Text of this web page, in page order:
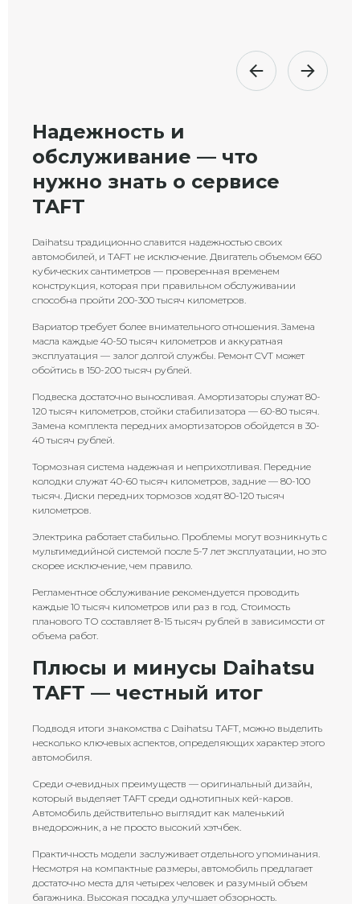
Надежность и
обслуживание — что
нужно знать о сервисе
TAFT
Daihatsu традиционно славится надежностью своих
автомобилей, и TAFT не исключение. Двигатель объемом 660
кубических сантиметров — проверенная временем
конструкция, которая при правильном обслуживании
способна пройти 200-300 тысяч километров.
Вариатор требует более внимательного отношения. Замена
масла каждые 40-50 тысяч километров и аккуратная
эксплуатация — залог долгой службы. Ремонт CVT может
обойтись в 150-200 тысяч рублей.
Подвеска достаточно выносливая. Амортизаторы служат 80-
120 тысяч километров, стойки стабилизатора — 60-80 тысяч.
Замена комплекта передних амортизаторов обойдется в 30-
40 тысяч рублей.
Тормозная система надежная и неприхотливая. Передние
колодки служат 40-60 тысяч километров, задние — 80-100
тысяч. Диски передних тормозов ходят 80-120 тысяч
километров.
Электрика работает стабильно. Проблемы могут возникнуть с
мультимедийной системой после 5-7 лет эксплуатации, но это
скорее исключение, чем правило.
Регламентное обслуживание рекомендуется проводить
каждые 10 тысяч километров или раз в год. Стоимость
планового ТО составляет 8-15 тысяч рублей в зависимости от
объема работ.
Плюсы и минусы Daihatsu
TAFT — честный итог
Подводя итоги знакомства с Daihatsu TAFT, можно выделить
несколько ключевых аспектов, определяющих характер этого
автомобиля.
Среди очевидных преимуществ — оригинальный дизайн,
который выделяет TAFT среди однотипных кей-каров.
Автомобиль действительно выглядит как маленький
внедорожник, а не просто высокий хэтчбек.
Практичность модели заслуживает отдельного упоминания.
Несмотря на компактные размеры, автомобиль предлагает
достаточно места для четырех человек и разумный объем
багажника. Высокая посадка улучшает обзорность.